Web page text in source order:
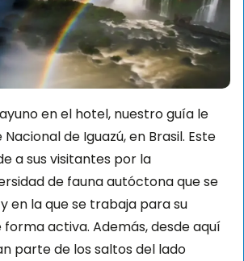
en el hotel, nuestro guía le
de Iguazú, en Brasil. Este
a sus visitantes por la
de fauna autóctona que se
en la que se trabaja para su
activa. Además, desde aquí
parte de los saltos del lado